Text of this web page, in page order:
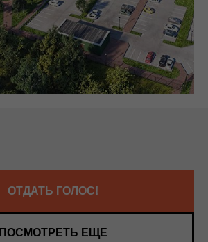
ОТДАТЬ ГОЛОС!
ПОСМОТРЕТЬ ЕЩЕ